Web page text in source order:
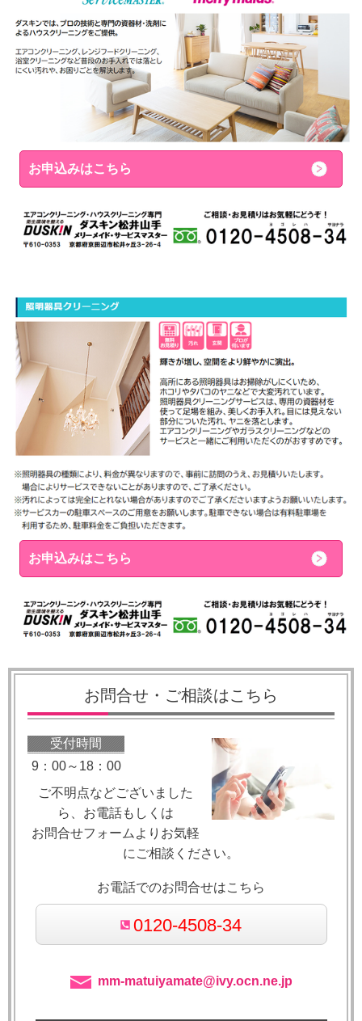
お申込みはこちら
お申込みはこちら
お問合せ・ご相談はこちら
受付時間
9：00～18：00
ご不明点などございました
ら、お電話もしくは
お問合せフォームよりお気軽
にご相談ください。
お電話でのお問合せはこちら
0120-4508-34
mm-matuiyamate@ivy.ocn.ne.jp